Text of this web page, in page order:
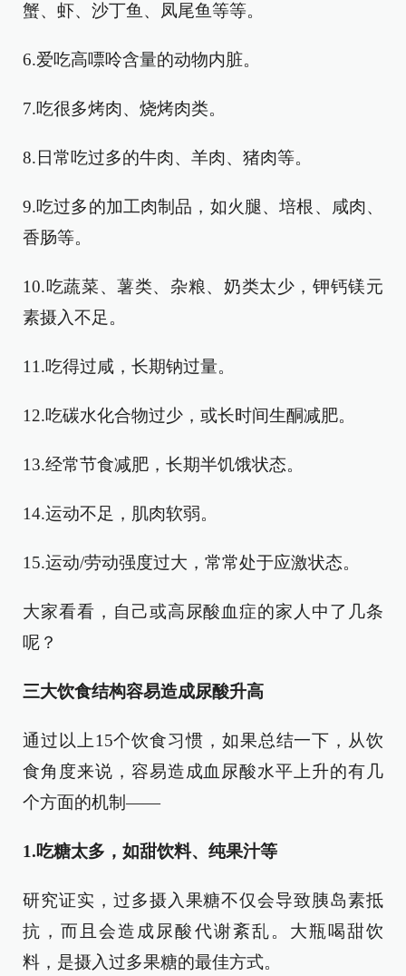
蟹、虾、沙丁鱼、凤尾鱼等等。
6.爱吃高嘌呤含量的动物内脏。
7.吃很多烤肉、烧烤肉类。
8.日常吃过多的牛肉、羊肉、猪肉等。
9.吃过多的加工肉制品，如火腿、培根、咸肉、
香肠等。
10.吃蔬菜、薯类、杂粮、奶类太少，钾钙镁元
素摄入不足。
11.吃得过咸，长期钠过量。
12.吃碳水化合物过少，或长时间生酮减肥。
13.经常节食减肥，长期半饥饿状态。
14.运动不足，肌肉软弱。
15.运动/劳动强度过大，常常处于应激状态。
大家看看，自己或高尿酸血症的家人中了几条
呢？
三大饮食结构容易造成尿酸升高
通过以上15个饮食习惯，如果总结一下，从饮
食角度来说，容易造成血尿酸水平上升的有几
个方面的机制——
1.吃糖太多，如甜饮料、纯果汁等
研究证实，过多摄入果糖不仅会导致胰岛素抵
抗，而且会造成尿酸代谢紊乱。大瓶喝甜饮
料，是摄入过多果糖的最佳方式。